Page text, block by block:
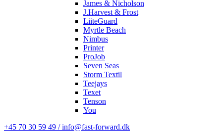
James & Nicholson
J.Harvest & Frost
LiiteGuard
Myrtle Beach
Nimbus
Printer
ProJob
Seven Seas
Storm Textil
Teejays
Texet
Tenson
You
+45 70 30 59 49 / info@fast-forward.dk